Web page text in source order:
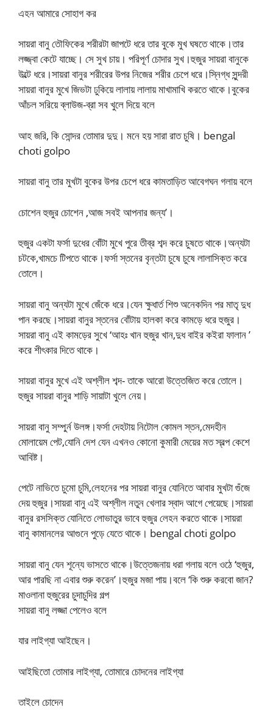
এহন আমারে সোহাগ কর
সায়রা বানু তৌফিকের শরীরটা জাপটে ধরে তার বুকে মুখ ঘষতে থাকে।তার
লজ্জ্বা কেটে যাচ্ছে। সে সুখ চায়। পরিপূর্ণ চোদার সুখ।হুজুর সায়রা বানুকে
উল্টে ধরে।সায়রা বানুর শরীরের উপর নিজের শরীর চেপে ধরে।স্নিগ্ধ সুন্দরী
সায়রা বানুর মুখে জিভটা ঢুকিয়ে লালায় লালায় মাখামাখি করতে থাকে।বুকের
আঁচল সরিয়ে ব্লাউজ-ব্রা সব খুলে দিয়ে বলে
আহ জরি, কি সোন্দর তোমার দুদু। মনে হয় সারা রাত চুষি। bengal
choti golpo
সায়রা বানু তার মুখটা বুকের উপর চেপে ধরে কামতাড়িত আবেগঘন গলায় বলে
চোশেন হুজুর চোশেন ,আজ সবই আপনার জন্য’।
হুজুর একটা ফর্সা দুধের বোঁটা মুখে পুরে তীব্র শব্দ করে চুষতে থাকে।অন্যটা
চটকে,খামচে টিপতে থাকে।ফর্সা স্তনের বৃন্তটা চুষে চুষে লালাসিক্ত করে
তোলে।
সায়রা বানু অন্যটা মুখে জেঁকে ধরে।যেন ক্ষুধার্ত শিশু অনেকদিন পর মাতৃ দুধ
পান করছে।সায়রা বানুর স্তনের বোঁটায় হালকা করে কামড়ে ধরে হুজুর।
সায়রা বানু এই কামড়ের সুখে ‘আহঃ খান হুজুর খান,দুধ বাইর কইরা ফালান ’
করে শীৎকার দিতে থাকে।
সায়রা বানুর মুখে এই অশ্লীল শব্দ- তাকে আরো উত্তেজিত করে তোলে।
হুজুর সায়রা বানুর শাড়ি সায়াটা খুলে নেয়।
সায়রা বানু সম্পুর্ন উলঙ্গ।ফর্সা দেহটায় নিটোল কোমল স্তন,মেদহীন
মোলায়েম পেট,যোনি দেশ যেন এখনও কোনো কুমারী মেয়ের মত স্বল্প কেশে
আবিষ্ট।
পেটে নাভিতে চুমো চুমি,লেহনের পর সায়রা বানুর যোনিতে আবার মুখটা গুঁজে
দেয় হুজুর।সায়রা বানু এই অশ্লীল নতুন খেলার স্বাদ আগে পেয়েছে।সায়রা
বানুর রসসিক্ত যোনিতে লোভাতুর ভাবে হুজুর লেহন করতে থাকে।সায়রা
বানু কামানলের আগুনে পুড়ে যেতে থাকে। bengal choti golpo
সায়রা বানু যেন শূন্যে ভাসতে থাকে।উত্তেজনায় ধরা গলায় বলে ওঠে ‘হুজুর,
আর পারছি না এবার শুরু করেন’।হুজুর মজা পায়।বলে ‘কি শুরু করবো জান?
মাওলানা হুজুরের চুদাচুদির গল্প
সায়রা বানু লজ্জা পেলেও বলে
যার লাইগ্যা আইছেন।
আইছিতো তোমার লাইগ্যা, তোমারে চোদনের লাইগ্যা
তাইলে চোদেন